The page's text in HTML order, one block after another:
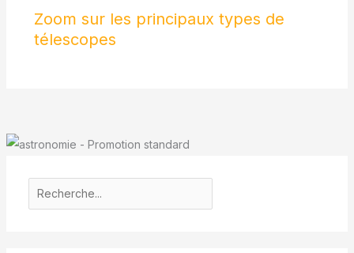
Zoom sur les principaux types de
télescopes